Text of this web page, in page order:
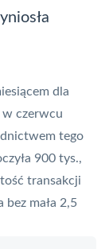
dla
w czerwcu
tego
900 tys.,
transakcji
mała 2,5